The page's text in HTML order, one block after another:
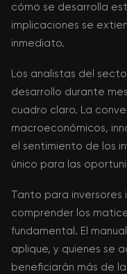
cómo se desarrolla
implicaciones se
inmediato.
Los analistas del
desarrollo durante
cuadro claro. La
macroeconómicos,
el sentimiento de los
único para las
Tanto para inversores
comprender los
fundamental. El
aplique, y quienes se
beneficiarán más de